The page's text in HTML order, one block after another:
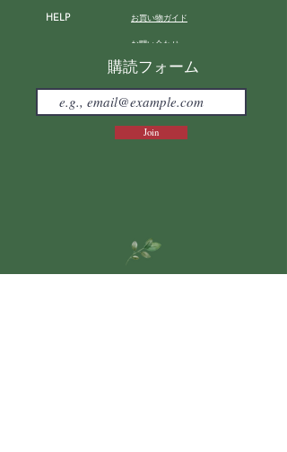
HELP お買い物ガイド
お問い合わせ
FAQ
購読フォーム
Join